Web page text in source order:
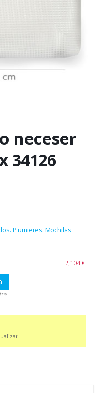
neceser
34126
Plumieres. Mochilas
2,104 €